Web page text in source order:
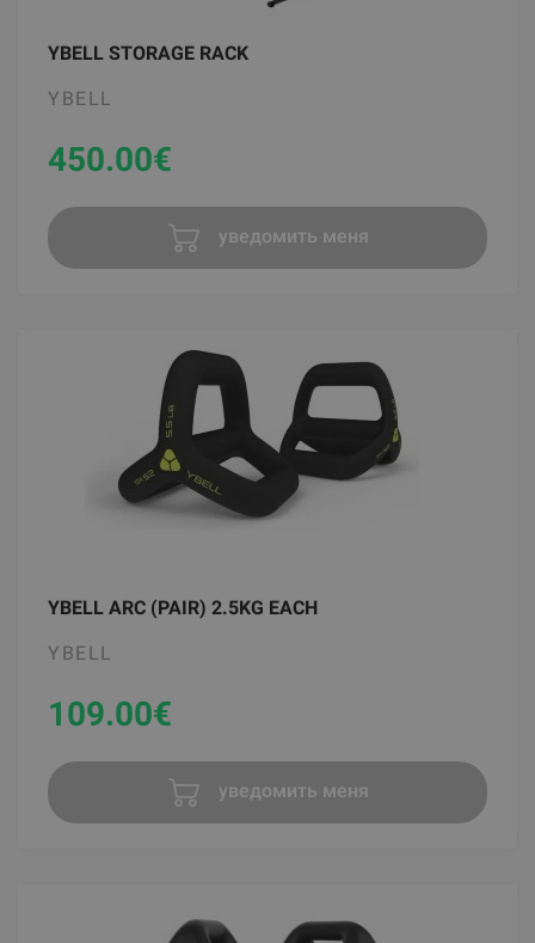
YBELL STORAGE RACK
YBELL
450.00€
уведомить меня
YBELL ARC (PAIR) 2.5KG EACH
YBELL
109.00€
уведомить меня